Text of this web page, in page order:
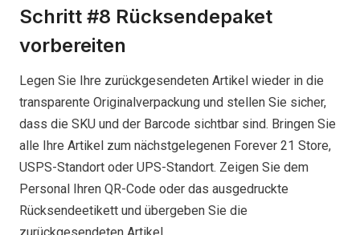
Schritt #8 Rücksendepaket
vorbereiten
Legen Sie Ihre zurückgesendeten Artikel wieder in die
transparente Originalverpackung und stellen Sie sicher,
dass die SKU und der Barcode sichtbar sind. Bringen Sie
alle Ihre Artikel zum nächstgelegenen Forever 21 Store,
USPS-Standort oder UPS-Standort. Zeigen Sie dem
Personal Ihren QR-Code oder das ausgedruckte
Rücksendeetikett und übergeben Sie die